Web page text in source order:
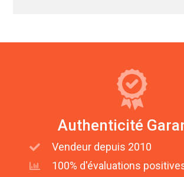
Authenticité
Vendeur depuis 2010
100% d'évaluations